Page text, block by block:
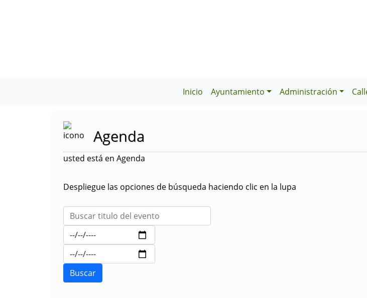
Inicio Ayuntamiento Administración
Agenda
usted está en Agenda
Despliegue las opciones de búsqueda haciendo clic en la lupa